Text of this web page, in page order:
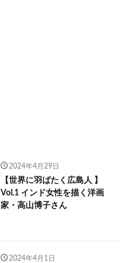
2024年4月29日
【世界に羽ばたく広島人 】
Vol.1 インド女性を描く洋画
家・高山博子さん
2024年4月1日